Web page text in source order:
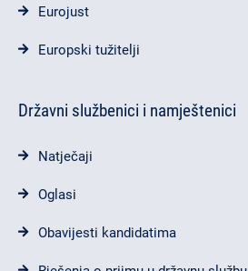
Eurojust
Europski tužitelji
Državni službenici i namještenici
Natječaji
Oglasi
Obavijesti kandidatima